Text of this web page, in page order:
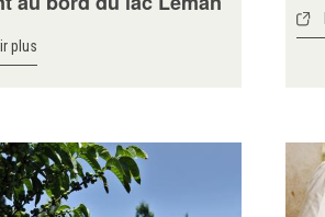
plus